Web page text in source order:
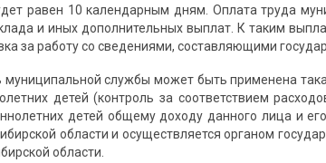
равен 10 календарным дням. Оплата труда
и иных дополнительных выплат. К таким
за работу со сведениями, составляющими
службы может быть применена
детей (контроль за соот­ветствием
детей общему доходу данного лица и
области и осуществляется органом
области.